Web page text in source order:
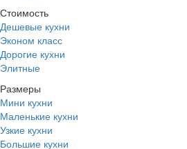
Стоимость
Дешевые кухни
Эконом класс
Дорогие кухни
Элитные
Размеры
Мини кухни
Маленькие кухни
Узкие кухни
Большие кухни